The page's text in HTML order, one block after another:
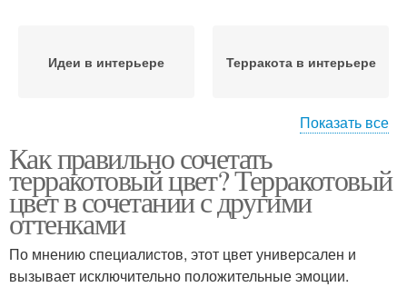
Идеи в интерьере Терракота в интерьере
использованием
Показать все
Как правильно сочетать
терракотовый цвет? Терракотовый
цвет в сочетании с другими
оттенками
По мнению специалистов, этот цвет универсален и
вызывает исключительно положительные эмоции.